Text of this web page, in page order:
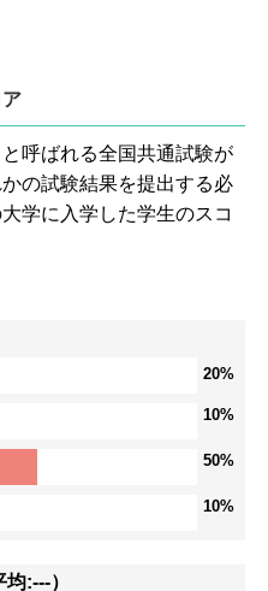
呼ばれる全国共通試験が
の試験結果を提出する必
学に入学した学生のスコ
20%
10%
50%
10%
:---）